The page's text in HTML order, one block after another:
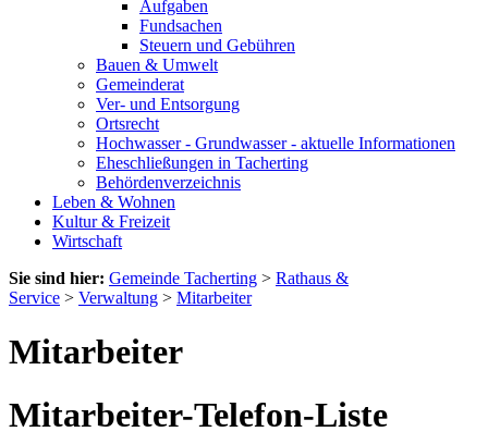
Aufgaben
Fundsachen
Steuern und Gebühren
Bauen & Umwelt
Gemeinderat
Ver- und Entsorgung
Ortsrecht
Hochwasser - Grundwasser - aktuelle Informationen
Eheschließungen in Tacherting
Behördenverzeichnis
Leben & Wohnen
Kultur & Freizeit
Wirtschaft
Sie sind hier: Gemeinde Tacherting > Rathaus &
Service > Verwaltung > Mitarbeiter
Mitarbeiter
Mitarbeiter-Telefon-Liste